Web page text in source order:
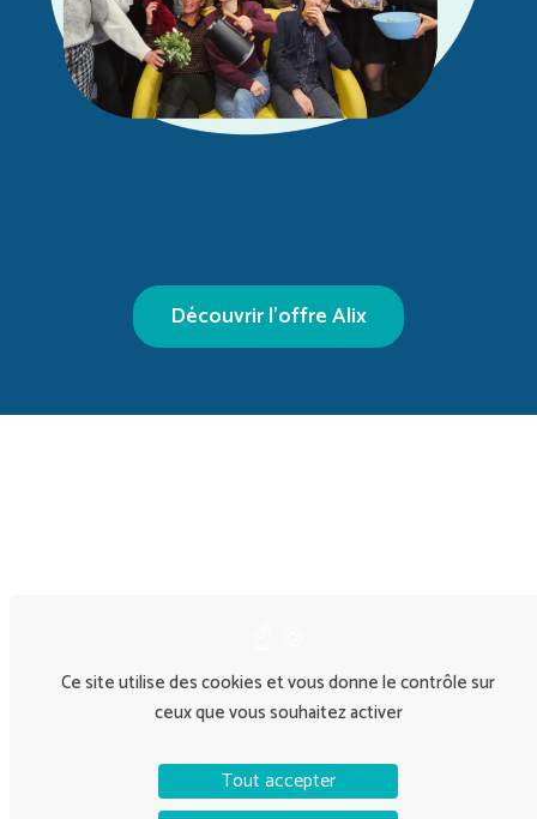
Découvrir l’offre Alix
Ce site utilise des cookies et vous donne le contrôle sur
ceux que vous souhaitez activer
Tout accepter